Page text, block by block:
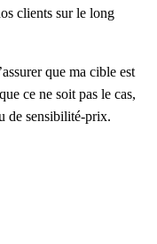
clients sur le long
que ma cible est
ce ne soit pas le cas,
de sensibilité-prix.